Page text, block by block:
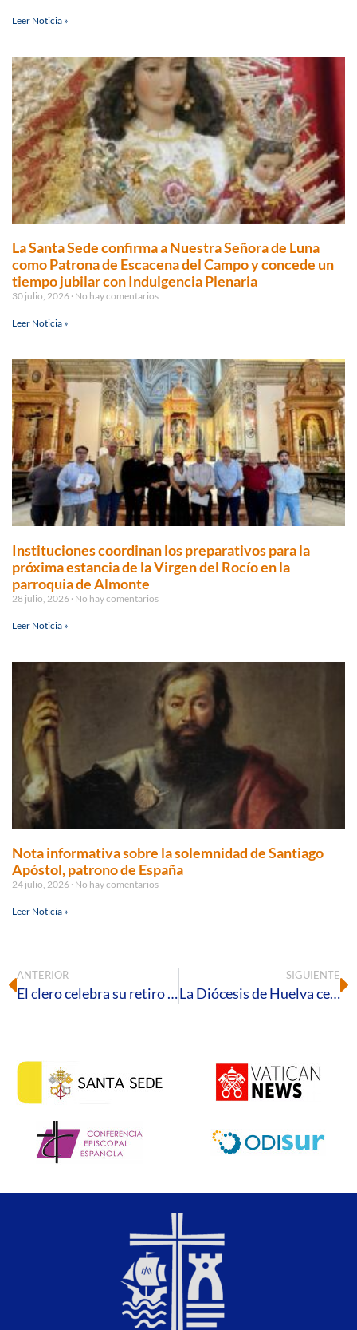
Leer Noticia »
La Santa Sede confirma a Nuestra Señora de Luna
como Patrona de Escacena del Campo y concede un
tiempo jubilar con Indulgencia Plenaria
30 julio, 2026 No hay comentarios
Leer Noticia »
Instituciones coordinan los preparativos para la
próxima estancia de la Virgen del Rocío en la
parroquia de Almonte
28 julio, 2026 No hay comentarios
Leer Noticia »
Nota informativa sobre la solemnidad de Santiago
Apóstol, patrono de España
24 julio, 2026 No hay comentarios
Leer Noticia »
ANTERIOR
El clero celebra su retiro de Adviento en el Seminario Diocesano
SIGUIENTE
La Diócesis de Huelva celebra la festividad de su patrona, la Inmaculada Concepción